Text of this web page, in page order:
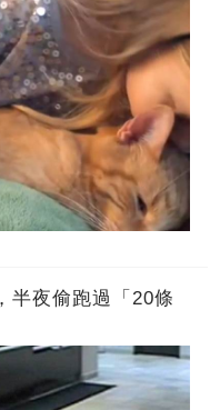
夜偷跑過「20條